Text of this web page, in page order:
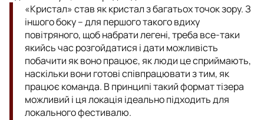
«Кристал» став як кристал з багатьох точок зору. З
іншого боку – для першого такого вдиху
повітряного, щоб набрати легені, треба все-таки
якийсь час розгойдатися і дати можливість
побачити як воно працює, як люди це сприймають,
наскільки вони готові співпрацювати з тим, як
працює команда. В принципі такий формат тізера
можливий і ця локація ідеально підходить для
локального фестивалю.